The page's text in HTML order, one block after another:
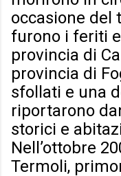
occasione del
furono i feriti
provincia di
provincia di
sfollati e una
riportarono
storici e
Nell’ottobre
Termoli,